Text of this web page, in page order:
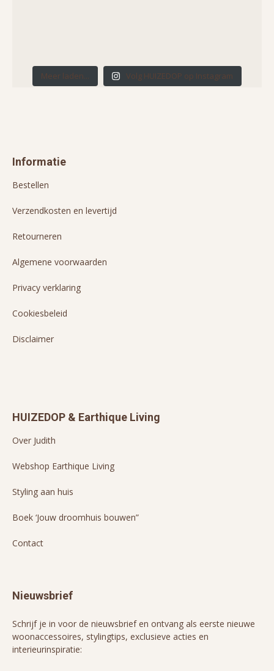
Meer laden... Volg HUIZEDOP op Instagram
Informatie
Bestellen
Verzendkosten en levertijd
Retourneren
Algemene voorwaarden
Privacy verklaring
Cookiesbeleid
Disclaimer
HUIZEDOP & Earthique Living
Over Judith
Webshop Earthique Living
Styling aan huis
Boek ‘Jouw droomhuis bouwen”
Contact
Nieuwsbrief
Schrijf je in voor de nieuwsbrief en ontvang als eerste nieuwe
woonaccessoires, stylingtips, exclusieve acties en
interieurinspiratie: